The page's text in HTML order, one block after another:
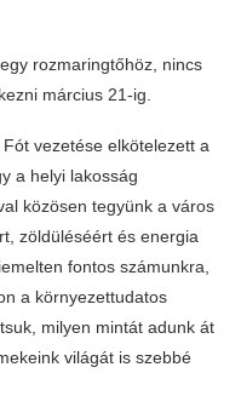
rozmaringtőhöz, nincs
március 21-ig.
vezetése elkötelezett a
a helyi lakosság
közösen tegyünk a város
zöldüléséért és energia
fontos számunkra,
a környezettudatos
milyen mintát adunk át
világát is szebbé